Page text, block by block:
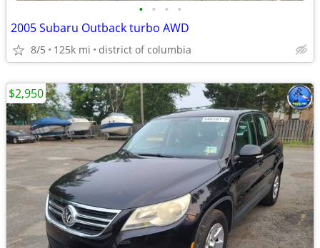
• • • •
2005 Subaru Outback turbo AWD
8/5 125k mi district of columbia
$2,950